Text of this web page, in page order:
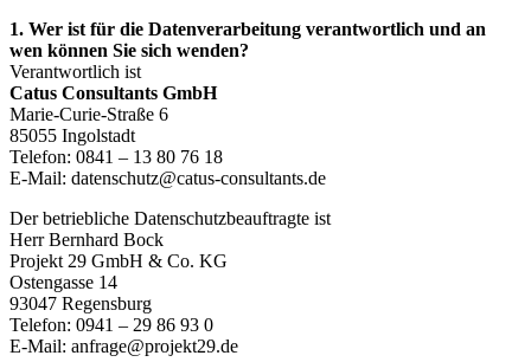
1. Wer ist für die Datenverarbeitung verantwortlich und an
wen können Sie sich wenden?
Verantwortlich ist
Catus Consultants GmbH
Marie-Curie-Straße 6
85055 Ingolstadt
Telefon: 0841 – 13 80 76 18
E-Mail: datenschutz@catus-consultants.de
Der betriebliche Datenschutzbeauftragte ist
Herr Bernhard Bock
Projekt 29 GmbH & Co. KG
Ostengasse 14
93047 Regensburg
Telefon: 0941 – 29 86 93 0
E-Mail: anfrage@projekt29.de